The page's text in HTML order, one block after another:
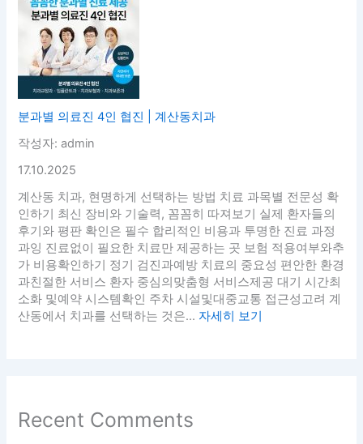
분과별 의료진 4인 협진 | 계산동치과
작성자: admin
17.10.2025
계산동 치과, 현명하게 선택하는 방법 치료 과목별 전문성 확
인하기 최신 장비와 기술력, 꼼꼼히 따져보기 실제 환자들의
후기와 평판 확인은 필수 합리적인 비용과 투명한 진료 과정
과잉 진료없이 필요한 치료만 제공하는 곳 보험 적용여부와추
가 비용확인하기 정기 검진과예방 치료의 중요성 편안한 환경
과친절한 서비스 환자 중심의맞춤형 서비스제공 대기 시간최
소화 및예약 시스템확인 주차 시설및대중교통 접근성고려 계
산동에서 치과를 선택하는 것은... 자세히 보기
Recent Comments